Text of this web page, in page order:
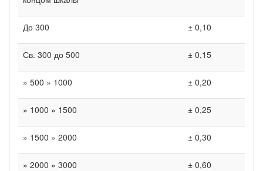
До 300 ± 0,10
Св. 300 до 500 ± 0,15
» 500 » 1000 ± 0,20
» 1000 » 1500 ± 0,25
» 1500 » 2000 ± 0,30
» 2000 » 3000 ± 0,60